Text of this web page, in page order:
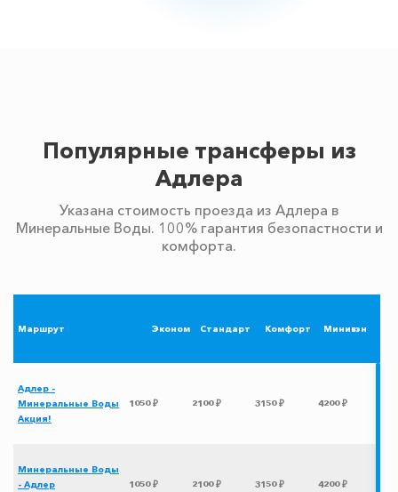
Популярные трансферы из
Адлера
Указана стоимость проезда из Адлера в
Минеральные Воды. 100% гарантия безопастности и
комфорта.
Маршрут Эконом Стандарт Комфорт Минивэн
Адлер -
Минеральные Воды
Акция!
1050 ₽ 2100 ₽ 3150 ₽ 4200 ₽
Минеральные Воды
- Адлер
1050 ₽ 2100 ₽ 3150 ₽ 4200 ₽